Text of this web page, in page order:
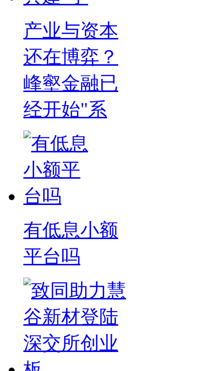
产业与资本
还在博弈？
峰壑金融已
经开始"系
有低息小额
平台吗